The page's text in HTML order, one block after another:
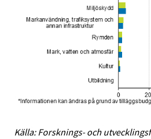
Källa: Forsknings- och